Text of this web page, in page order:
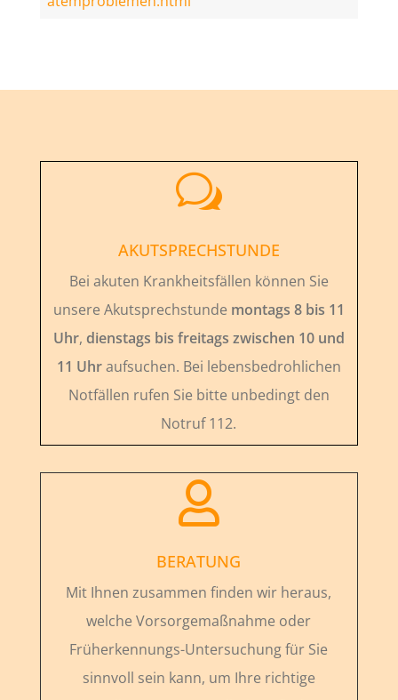
w
AKUTSPRECHSTUNDE
Bei akuten Krankheitsfällen können Sie
unsere Akutsprechstunde montags 8 bis 11
Uhr, dienstags bis freitags zwischen 10 und
11 Uhraufsuchen. Bei lebensbedrohlichen
Notfällen rufen Sie bitte unbedingt den
Notruf 112.

BERATUNG
Mit Ihnen zusammen finden wir heraus,
welche Vorsorgemaßnahme oder
Früherkennungs-Untersuchung für Sie
sinnvoll sein kann, um Ihre richtige